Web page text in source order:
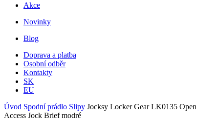
Akce
Novinky
Blog
Doprava a platba
Osobní odběr
Kontakty
SK
EU
Úvod Spodní prádlo Slipy Jocksy Locker Gear LK0135 Open
Access Jock Brief modré